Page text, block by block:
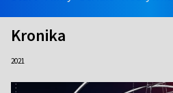
Kronika
2021